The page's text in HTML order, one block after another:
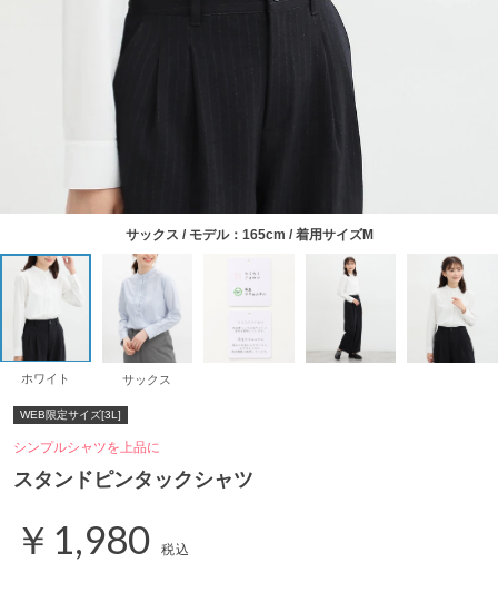
サックス / モデル：165cm / 着用サイズM
ホワイト サックス
WEB限定サイズ[3L]
シンプルシャツを上品に
スタンドピンタックシャツ
￥1,980 税込